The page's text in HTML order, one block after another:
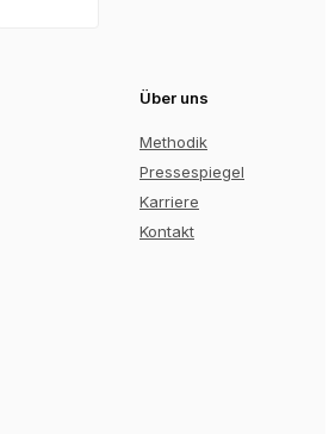
Über uns
Methodik
Pressespiegel
Karriere
Kontakt